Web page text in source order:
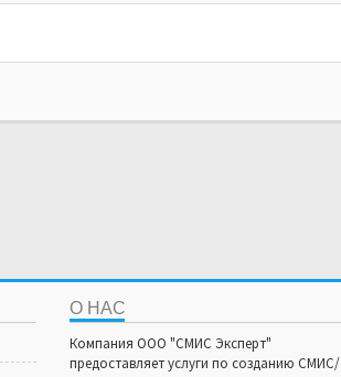
О НАС
Компания ООО "СМИС Эксперт"
предоставляет услуги по созданию СМИС/